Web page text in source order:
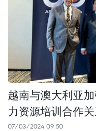
越南与澳大利亚
力资源培训合作
07/03/2024 09:50